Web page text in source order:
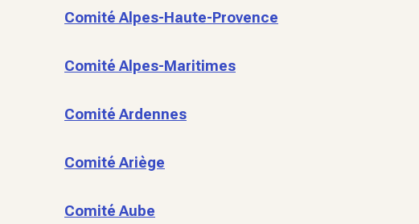
Comité Alpes-Haute-Provence
Comité Alpes-Maritimes
Comité Ardennes
Comité Ariège
Comité Aube